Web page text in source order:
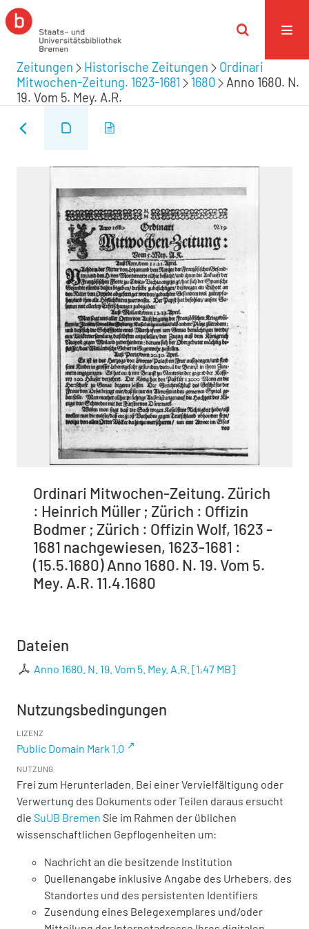
Zeitungen Historische Zeitungen
Ordinari
Mitwochen-Zeitung. 1623-1681
1680
Anno 1680. N.
19. Vom 5. Mey. A.R.
Ordinari Mitwochen-Zeitung. Zürich
: Heinrich Müller ; Zürich : Offizin
Bodmer ; Zürich : Offizin Wolf, 1623 -
1681 nachgewiesen, 1623-1681 :
(15.5.1680) Anno 1680. N. 19. Vom 5.
Mey. A.R. 11.4.1680
Dateien
Anno 1680. N. 19. Vom 5. Mey. A.R. [1,47 MB]
Nutzungsbedingungen
LIZENZ
Public Domain Mark 1.0
NUTZUNG
Frei zum Herunterladen. Bei einer Vervielfältigung oder
Verwertung des Dokuments oder Teilen daraus ersucht
die SuUB Bremen Sie im Rahmen der üblichen
wissenschaftlichen Gepflogenheiten um:
Nachricht an die besitzende Institution
Quellenangabe inklusive Angabe des Urhebers, des
Standortes und des persistenten Identifiers
Zusendung eines Belegexemplares und/oder